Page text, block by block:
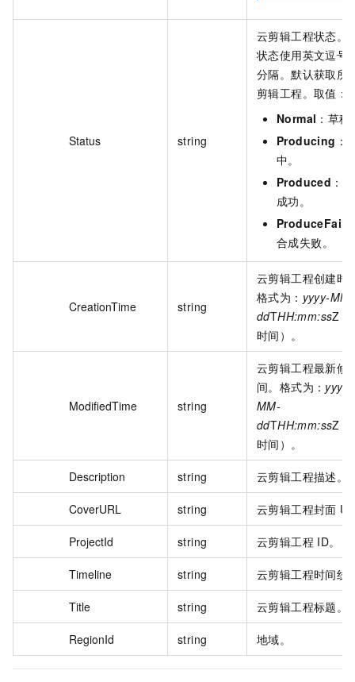
Status string
云剪辑工程状态。
状态使用英文逗号
分隔。默认获取所
剪辑工程。取值：
Normal ：草稿
Producing ：
中。
Produced ：
成功。
合成失败。
CreationTime string
云剪辑工程创建时
格式为： yyyy-MM-
ddTHH:mm:ssZ（
时间）。
ModifiedTime string
云剪辑工程最新修
间。格式为： yyyy-
MM-
ddTHH:mm:ssZ（
时间）。
Description string 云剪辑工程描述。
CoverURL string 云剪辑工程封面
ProjectId string 云剪辑工程 ID。
Timeline string 云剪辑工程时间线
Title string 云剪辑工程标题。
RegionId string 地域。